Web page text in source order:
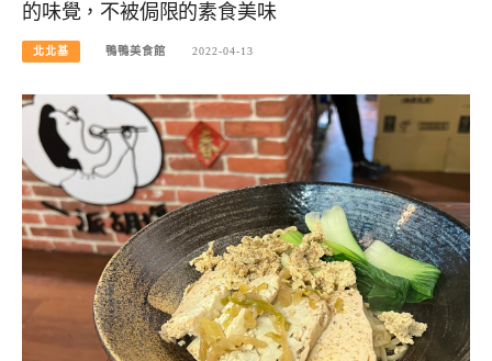
的味覺，不被侷限的素食美味
北北基 鴨鴨美食館 2022-04-13